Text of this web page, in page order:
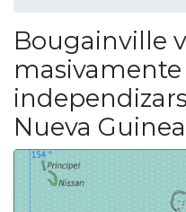
Bougainville
Nueva Guinea